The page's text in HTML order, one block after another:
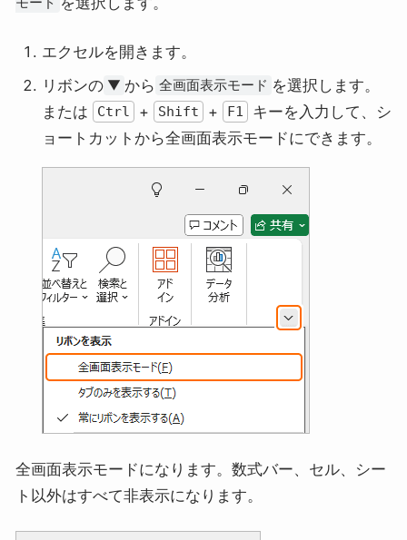
エクセルを開きます。
リボンの ▼ から 全画面表示モード を選択します。
または
Ctrl + Shift + F1
キーを入力して、シ
ョートカットから全画面表示モードにできます。
全画面表示モードになります。数式バー、セル、シー
ト以外はすべて非表示になります。